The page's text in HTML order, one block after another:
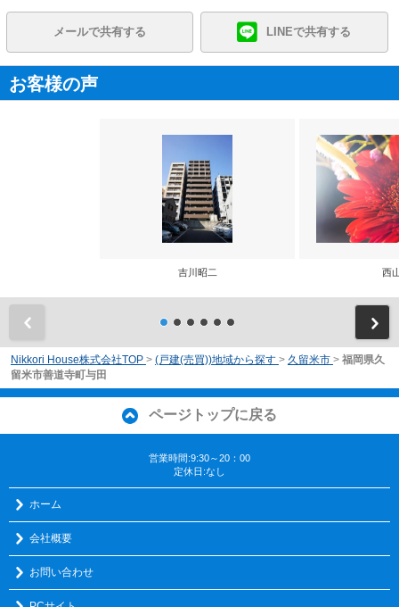
メールで共有する LINEで共有する
お客様の声
吉川昭二 西
Nikkori House株式会社TOP > (戸建(売買))地域から探す > 久留米市 > 福岡県久
留米市善道寺町与田
ページトップに戻る
営業時間:9:30～20：00
定休日:なし
ホーム
会社概要
お問い合わせ